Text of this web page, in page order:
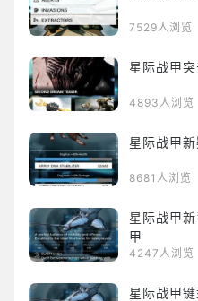
7529人浏览
星际战甲
4893人浏览
星际战甲
8681人浏览
星际战甲
甲
4247人浏览
星际战甲